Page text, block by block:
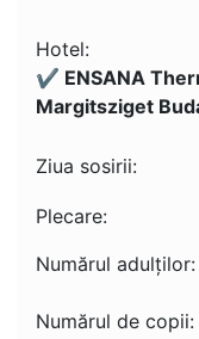
Hotel:
✔️ ENSANA
Margitsziget
Ziua sosirii:
Plecare:
Numărul adulţilor:
Numărul de copii: